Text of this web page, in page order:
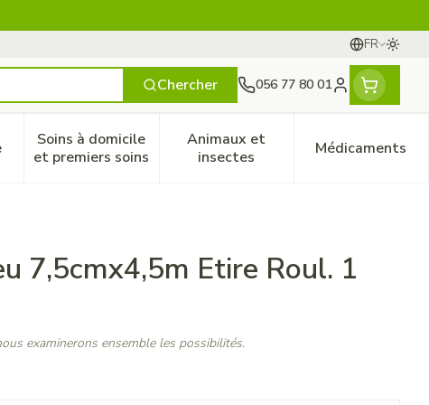
FR
Langues
Chercher 056 77 80 01
Menu client
et enfants
catégorie Vitalité 50+
le sous-menu pour la catégorie Naturopathie
Soins à domicile
et premiers soinsAfficher le sous-menu pour la catégorie Soins à
Animaux et
insectesAfficher le sous-menu pour
Médicaments
Afficher
7,5cmx4,5m Etire Roul. 1
examinerons ensemble les possibilités.